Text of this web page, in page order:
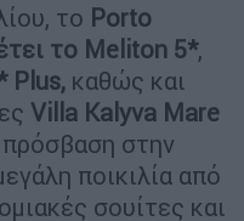
το Porto
το Meliton 5*,
Plus, καθώς και
Villa Kalyva Mare
πρόσβαση στην
ποικιλία από
σουίτες και